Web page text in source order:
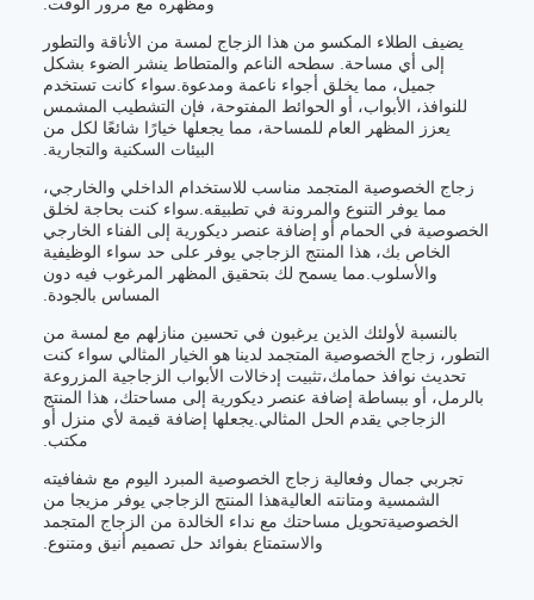
يضيف الطلاء المكسو من هذا الزجاج لمسة من الأناقة والتطور
إلى أي مساحة. سطحه الناعم والمتطاط ينشر الضوء بشكل
جميل، مما يخلق أجواء ناعمة ومدعوة.سواء كانت تستخدم
للنوافذ، الأبواب، أو الحوائط المفتوحة، فإن التشطيب المشمس
يعزز المظهر العام للمساحة، مما يجعلها خيارًا شائعًا لكل من
البيئات السكنية والتجارية.
زجاج الخصوصية المتجمد مناسب للاستخدام الداخلي والخارجي،
مما يوفر التنوع والمرونة في تطبيقه.سواء كنت بحاجة لخلق
الخصوصية في الحمام أو إضافة عنصر ديكورية إلى الفناء الخارجي
الخاص بك، هذا المنتج الزجاجي يوفر على حد سواء الوظيفية
والأسلوب.مما يسمح لك بتحقيق المظهر المرغوب فيه دون
المساس بالجودة.
بالنسبة لأولئك الذين يرغبون في تحسين منازلهم مع لمسة من
التطور، زجاج الخصوصية المتجمد لدينا هو الخيار المثالي سواء كنت
تحديث نوافذ حمامك،تثبيت إدخالات الأبواب الزجاجية المزروعة
بالرمل، أو ببساطة إضافة عنصر ديكورية إلى مساحتك، هذا المنتج
الزجاجي يقدم الحل المثالي.يجعلها إضافة قيمة لأي منزل أو
مكتب.
تجربي جمال وفعالية زجاج الخصوصية المبرد اليوم مع شفافيته
الشمسية ومتانته العاليةهذا المنتج الزجاجي يوفر مزيجا من
الخصوصيةتحويل مساحتك مع نداء الخالدة من الزجاج المتجمد
والاستمتاع بفوائد حل تصميم أنيق ومتنوع.